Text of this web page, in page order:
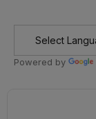
Powered by